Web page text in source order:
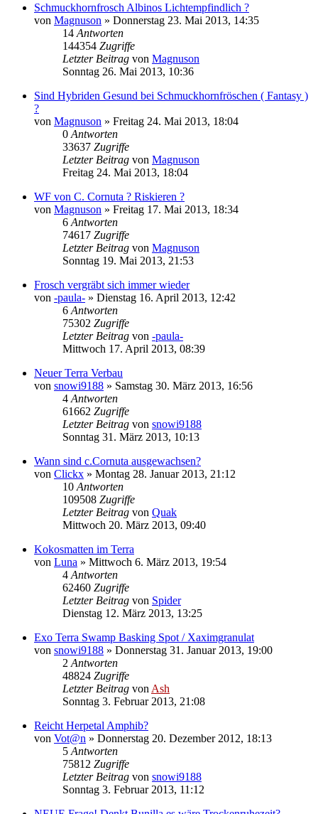
Schmuckhornfrosch Albinos Lichtempfindlich ?
von Magnuson » Donnerstag 23. Mai 2013, 14:35
14 Antworten
144354 Zugriffe
Letzter Beitrag von Magnuson
Sonntag 26. Mai 2013, 10:36
Sind Hybriden Gesund bei Schmuckhornfröschen ( Fantasy )
?
von Magnuson » Freitag 24. Mai 2013, 18:04
0 Antworten
33637 Zugriffe
Letzter Beitrag von Magnuson
Freitag 24. Mai 2013, 18:04
WF von C. Cornuta ? Riskieren ?
von Magnuson » Freitag 17. Mai 2013, 18:34
6 Antworten
74617 Zugriffe
Letzter Beitrag von Magnuson
Sonntag 19. Mai 2013, 21:53
Frosch vergräbt sich immer wieder
von -paula- » Dienstag 16. April 2013, 12:42
6 Antworten
75302 Zugriffe
Letzter Beitrag von -paula-
Mittwoch 17. April 2013, 08:39
Neuer Terra Verbau
von snowi9188 » Samstag 30. März 2013, 16:56
4 Antworten
61662 Zugriffe
Letzter Beitrag von snowi9188
Sonntag 31. März 2013, 10:13
Wann sind c.Cornuta ausgewachsen?
von Clickx » Montag 28. Januar 2013, 21:12
10 Antworten
109508 Zugriffe
Letzter Beitrag von Quak
Mittwoch 20. März 2013, 09:40
Kokosmatten im Terra
von Luna » Mittwoch 6. März 2013, 19:54
4 Antworten
62460 Zugriffe
Letzter Beitrag von Spider
Dienstag 12. März 2013, 13:25
Exo Terra Swamp Basking Spot / Xaximgranulat
von snowi9188 » Donnerstag 31. Januar 2013, 19:00
2 Antworten
48824 Zugriffe
Letzter Beitrag von Ash
Sonntag 3. Februar 2013, 21:08
Reicht Herpetal Amphib?
von Vot@n » Donnerstag 20. Dezember 2012, 18:13
5 Antworten
75812 Zugriffe
Letzter Beitrag von snowi9188
Sonntag 3. Februar 2013, 11:12